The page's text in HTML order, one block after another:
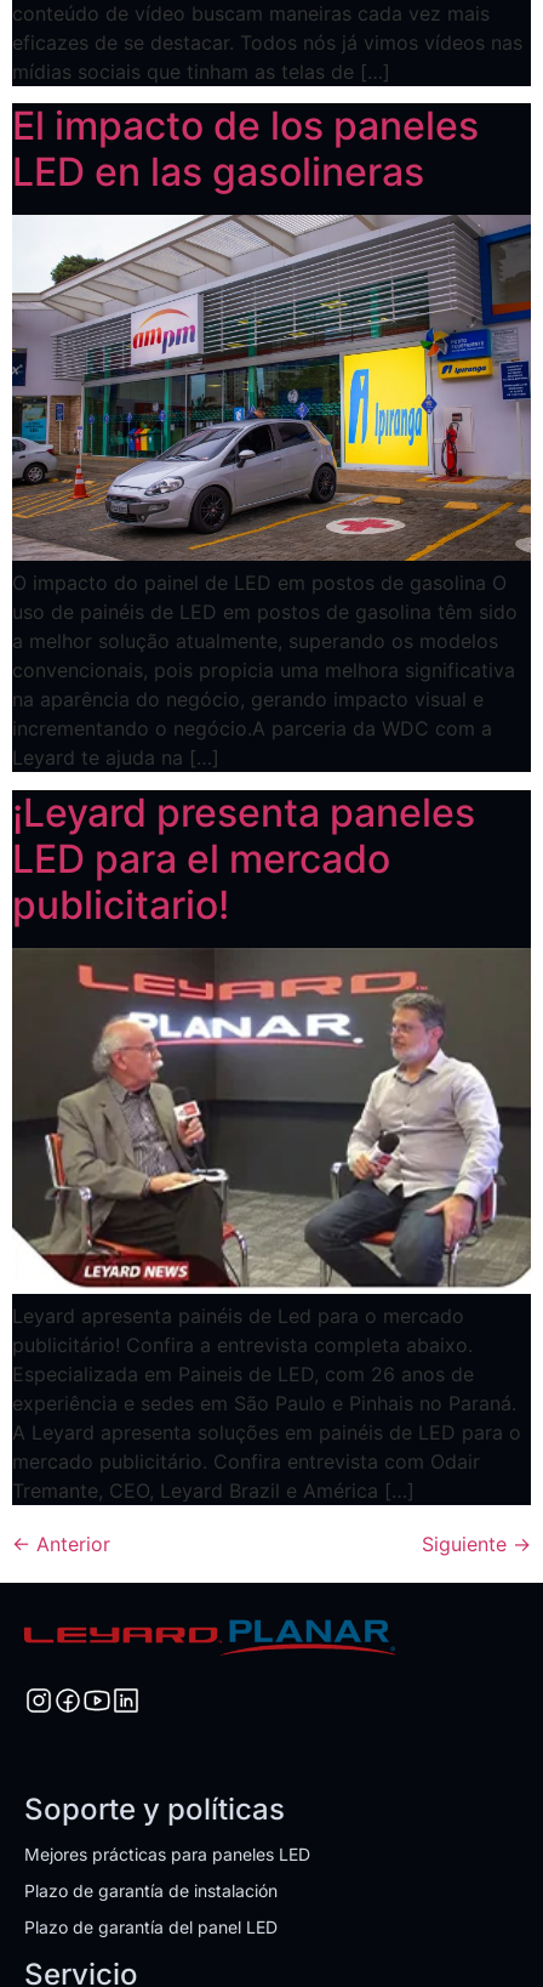
conteúdo de vídeo buscam maneiras cada vez mais
eficazes de se destacar. Todos nós já vimos vídeos nas
mídias sociais que tinham as telas de […]
El impacto de los paneles
LED en las gasolineras
O impacto do painel de LED em postos de gasolina O
uso de painéis de LED em postos de gasolina têm sido
a melhor solução atualmente, superando os modelos
convencionais, pois propicia uma melhora significativa
na aparência do negócio, gerando impacto visual e
incrementando o negócio.A parceria da WDC com a
Leyard te ajuda na […]
¡Leyard presenta paneles
LED para el mercado
publicitario!
Leyard apresenta painéis de Led para o mercado
publicitário! Confira a entrevista completa abaixo.
Especializada em Paineis de LED, com 26 anos de
experiência e sedes em São Paulo e Pinhais no Paraná.
A Leyard apresenta soluções em painéis de LED para o
mercado publicitário. Confira entrevista com Odair
Tremante, CEO, Leyard Brazil e América […]
← Anterior Siguiente →
Soporte y políticas
Mejores prácticas para paneles LED
Plazo de garantía de instalación
Plazo de garantía del panel LED
Servicio